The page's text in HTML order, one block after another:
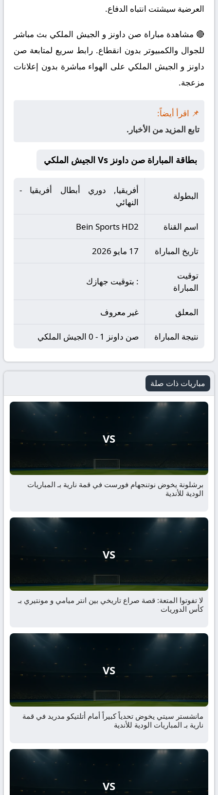
العرضية سيشتت انتباه الدفاع.
🔴 مشاهدة مباراة صن داونز و الجيش الملكي بث مباشر
للجوال والكمبيوتر بدون انقطاع. رابط سريع لمتابعة صن
داونز و الجيش الملكي على الهواء مباشرة بدون إعلانات
مزعجة.
📌 اقرأ أيضاً:
تابع المزيد من الأخبار.
بطاقة المباراة صن داونز Vs الجيش الملكي
البطولة
أفريقيا, دوري أبطال أفريقيا -
النهائي
اسم القناة Bein Sports HD2
تاريخ المباراة 17 مايو 2026
توقيت
المباراة
: بتوقيت جهازك
المعلق غير معروف
نتيجة المباراة صن داونز 1 - 0 الجيش الملكي
مباريات ذات صلة
VS
برشلونة يخوض نوتنجهام فورست في قمة نارية بـ المباريات
الودية للأندية
VS
لا تفوتوا المتعة: قصة صراع تاريخي بين انتر ميامي و مونتيري بـ
كأس الدوريات
VS
مانشستر سيتي يخوض تحدياً كبيراً أمام أتلتيكو مدريد في قمة
نارية بـ المباريات الودية للأندية
VS